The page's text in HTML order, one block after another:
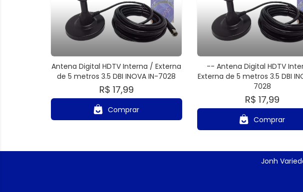
Antena Digital HDTV Interna / Externa
de 5 metros 3.5 DBI INOVA IN-7028
R$ 17,99
Comprar
-- Antena Digital HDTV
Externa de 5 metros 3.5 DBI
7028
R$ 17,99
Comprar
Jonh